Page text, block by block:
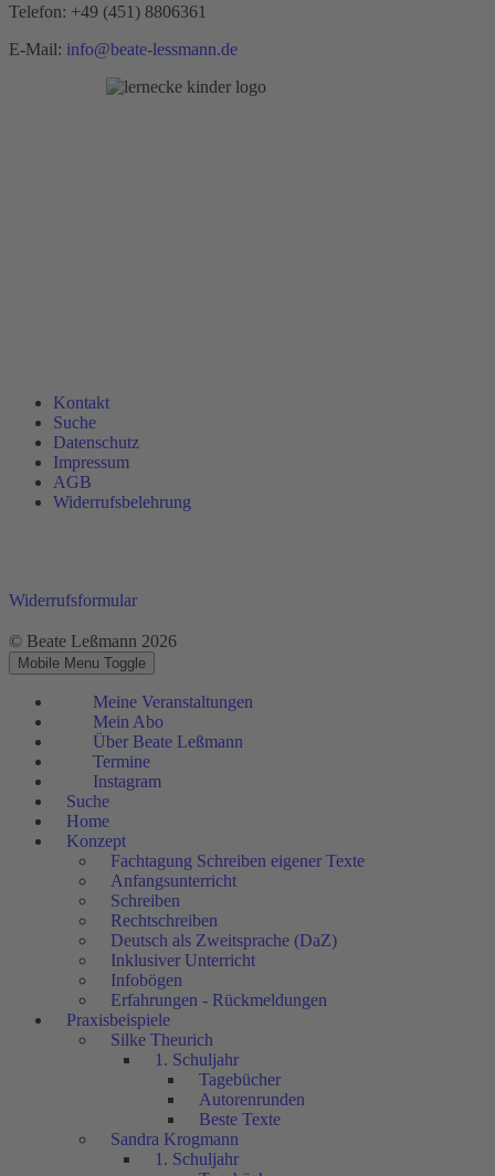
Telefon: +49 (451) 8806361
E-Mail: info@beate-lessmann.de
Kontakt
Suche
Datenschutz
Impressum
AGB
Widerrufsbelehrung
Widerrufsformular
© Beate Leßmann 2026
Mobile Menu Toggle
Meine Veranstaltungen
Mein Abo
Über Beate Leßmann
Termine
Instagram
Suche
Home
Konzept
Fachtagung Schreiben eigener Texte
Anfangsunterricht
Schreiben
Rechtschreiben
Deutsch als Zweitsprache (DaZ)
Inklusiver Unterricht
Infobögen
Erfahrungen - Rückmeldungen
Praxisbeispiele
Silke Theurich
1. Schuljahr
Tagebücher
Autorenrunden
Beste Texte
Sandra Krogmann
1. Schuljahr